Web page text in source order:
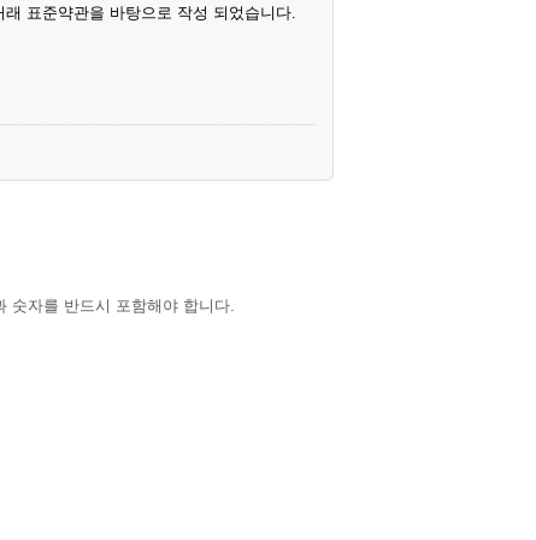
표준약관을 바탕으로 작성 되었습니다.
및 책임사항을 규정함을 목적으로 한다.
숫자를 반드시 포함해야 합니다.